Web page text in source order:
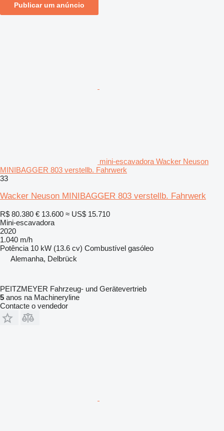
Publicar um anúncio
mini-escavadora Wacker Neuson
MINIBAGGER 803 verstellb. Fahrwerk
33
Wacker Neuson MINIBAGGER 803 verstellb. Fahrwerk
R$ 80.380 € 13.600 ≈ US$ 15.710
Mini-escavadora
2020
1.040 m/h
Potência 10 kW (13.6 cv) Combustível gasóleo
Alemanha, Delbrück
PEITZMEYER Fahrzeug- und Gerätevertrieb
5 anos na Machineryline
Contacte o vendedor